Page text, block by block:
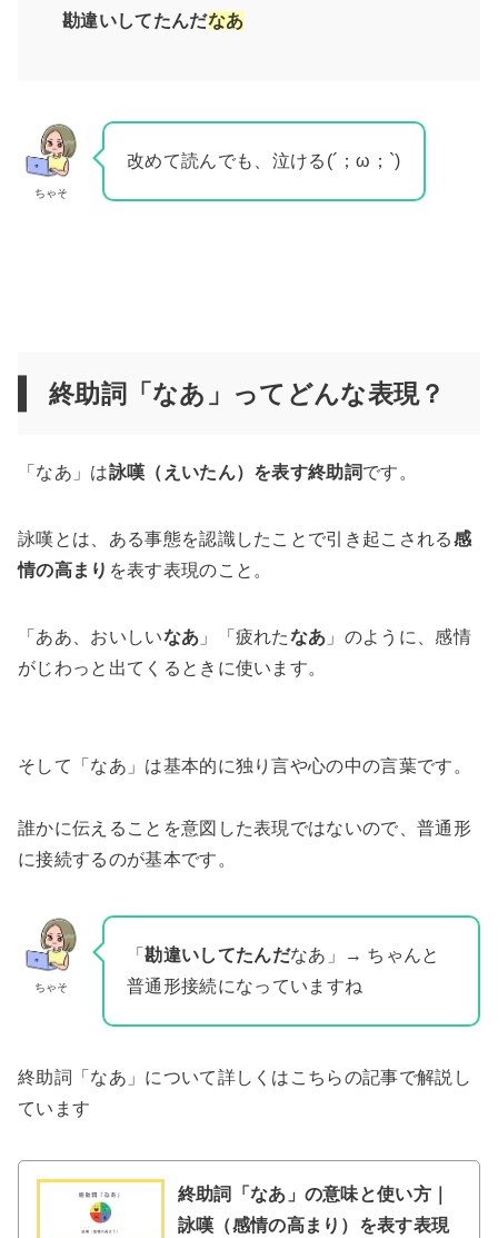
勘違いしてたんだなあ
ちゃそ
改めて読んでも、泣ける(´；ω；`)
終助詞「なあ」ってどんな表現？
「なあ」は詠嘆（えいたん）を表す終助詞です。
詠嘆とは、ある事態を認識したことで引き起こされる感
情の高まり を表す表現のこと。
「ああ、おいしいなあ 」「疲れたなあ 」のように、感情
がじわっと出てくるときに使います。
そして「なあ」は基本的に独り言や心の中の言葉です。
誰かに伝えることを意図した表現ではないので、普通形
に接続するのが基本です。
ちゃそ
「勘違いしてたんだなあ」→ ちゃんと
普通形接続になっていますね
終助詞「なあ」について詳しくはこちらの記事で解説し
ています
終助詞「なあ」の意味と使い方｜
詠嘆（感情の高まり）を表す表現